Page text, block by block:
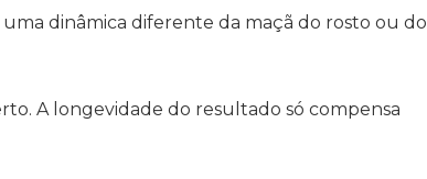
dinâmica diferente da maçã do rosto ou do
A longevidade do resultado só compensa